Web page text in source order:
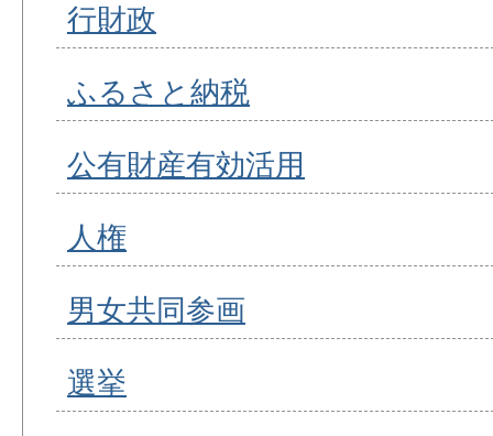
行財政
ふるさと納税
公有財産有効活用
人権
男女共同参画
選挙